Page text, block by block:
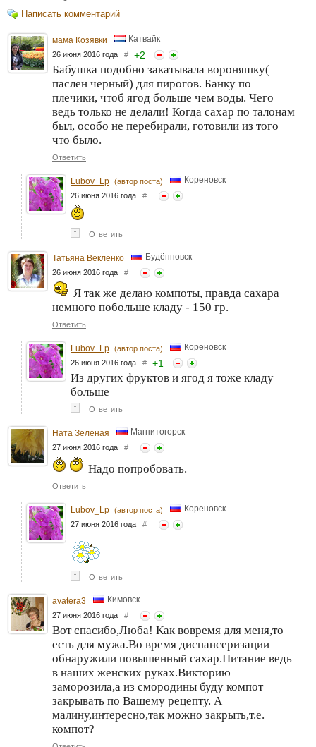
Написать комментарий
мама Козявки Катвайк
26 июня 2016 года # +2
Бабушка подобно закатывала вороняшку(
паслен черный) для пирогов. Банку по
плечики, чтоб ягод больше чем воды. Чего
ведь только не делали! Когда сахар по талонам
был, особо не перебирали, готовили из того
что было.
Ответить
Lubov_Lp (автор поста) Кореновск
26 июня 2016 года #
↑ Ответить
Татьяна Векленко Будённовск
26 июня 2016 года #
Я так же делаю компоты, правда сахара
немного побольше кладу - 150 гр.
Ответить
Lubov_Lp (автор поста) Кореновск
26 июня 2016 года # +1
Из других фруктов и ягод я тоже кладу
больше
↑ Ответить
Ната Зеленая Магнитогорск
27 июня 2016 года #
Надо попробовать.
Ответить
Lubov_Lp (автор поста) Кореновск
27 июня 2016 года #
↑ Ответить
avatera3 Кимовск
27 июня 2016 года #
Вот спасибо,Люба! Как вовремя для меня,то
есть для мужа.Во время диспансеризации
обнаружили повышенный сахар.Питание ведь
в наших женских руках.Викторию
заморозила,а из смородины буду компот
закрывать по Вашему рецепту. А
малину,интересно,так можно закрыть,т.е.
компот?